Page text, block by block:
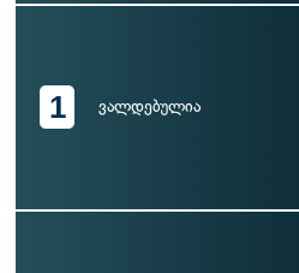
1 ვალდებულია